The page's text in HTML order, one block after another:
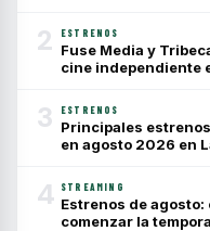
2 ESTRENOS
Fuse Media y
cine independiente
3 ESTRENOS
Principales
en agosto 2026 en
4 STREAMING
Estrenos de
comenzar la